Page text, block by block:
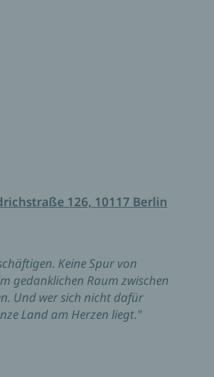
nehmen.
der ostdeutschen Wähler auf
2002 werden auch dieses
126, 10117 Berlin
Keine Spur von
gedanklichen Raum zwischen
Und wer sich nicht dafür
Land am Herzen liegt."